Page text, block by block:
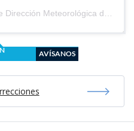
Una publicación compartida de Dirección Meteorológica de Chile (@meteochile)
AVÍSANOS